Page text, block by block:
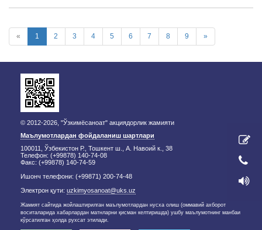
« 1 2 3 4 5 6 7 8 9 »
© 2012-2026, "Ўзкимёсаноат" акциядорлик жамияти
Маълумотлардан фойдаланиш шартлари
100011, Ўзбекистон Р., Тошкент ш., А. Навоий к., 38
Телефон: (+99878) 140-74-08
Факс: (+99878) 140-74-59
Ишонч телефони: (+99871) 200-74-48
Электрон қути: uzkimyosanoat@uks.uz
Жамият сайтида жойлаштирилган маълумотлардан нусха олиш (оммавий ахборот
воситаларида хабарлардан матнларни қисман келтиришда) ушбу маълумотнинг манбаи
кўрсатилган ҳолда рухсат этилади.